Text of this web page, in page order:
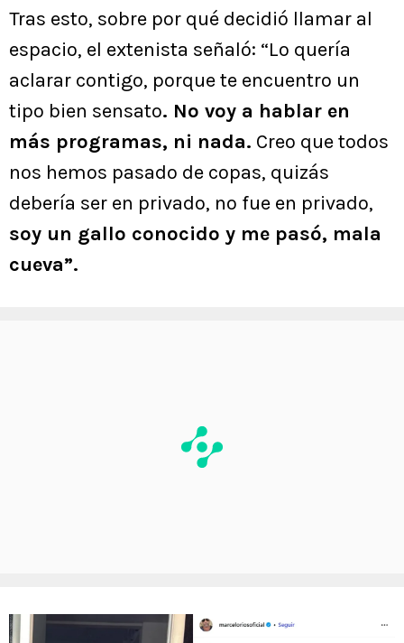
Tras esto, sobre por qué decidió llamar al
espacio, el extenista señaló: “Lo quería
aclarar contigo, porque te encuentro un
tipo bien sensato. No voy a hablar en
más programas, ni nada. Creo que todos
nos hemos pasado de copas, quizás
debería ser en privado, no fue en privado,
soy un gallo conocido y me pasó, mala
cueva”.